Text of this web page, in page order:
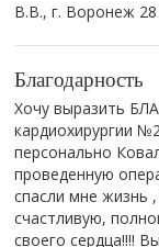
В.В., г. Воронеж28
Благодарность
Хочу выразить
кардиохирургии
персонально
проведенную
спасли мне жизнь
счастливую,
своего сердца!!!!